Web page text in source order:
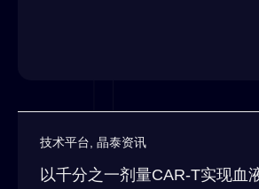
技术平台, 晶泰资讯
以千分之一剂量CAR-T实现血